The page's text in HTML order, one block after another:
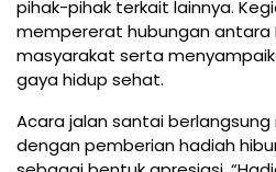
pihak-pihak terkait lainnya.
mempererat hubungan antara
masyarakat serta
gaya hidup sehat.
Acara jalan santai
dengan pemberian hadiah